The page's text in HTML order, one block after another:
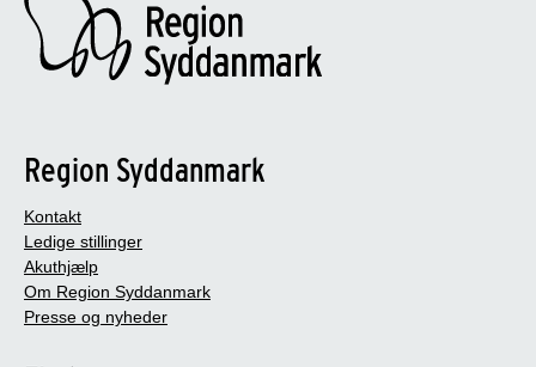
Region Syddanmark
Kontakt
Ledige stillinger
Akuthjælp
Om Region Syddanmark
Presse og nyheder